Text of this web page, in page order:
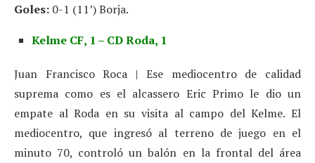
Goles: 0-1 (11’) Borja.
Kelme CF, 1 – CD Roda, 1
Juan Francisco Roca | Ese mediocentro de calidad
suprema como es el alcassero Eric Primo le dio un
empate al Roda en su visita al campo del Kelme. El
mediocentro, que ingresó al terreno de juego en el
minuto 70, controló un balón en la frontal del área